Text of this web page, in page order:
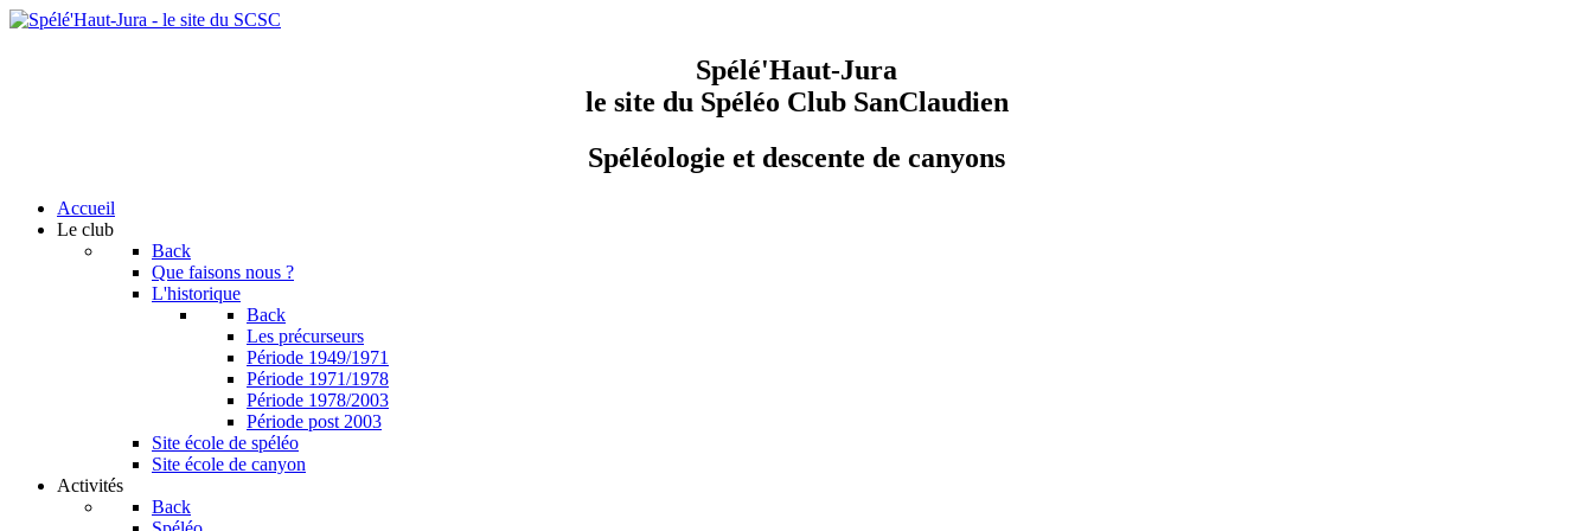
Spélé'Haut-Jura
le site du Spéléo Club SanClaudien
Spéléologie et descente de canyons
Accueil
Le club
Back
Que faisons nous ?
L'historique
Back
Les précurseurs
Période 1949/1971
Période 1971/1978
Période 1978/2003
Période post 2003
Site école de spéléo
Site école de canyon
Activités
Back